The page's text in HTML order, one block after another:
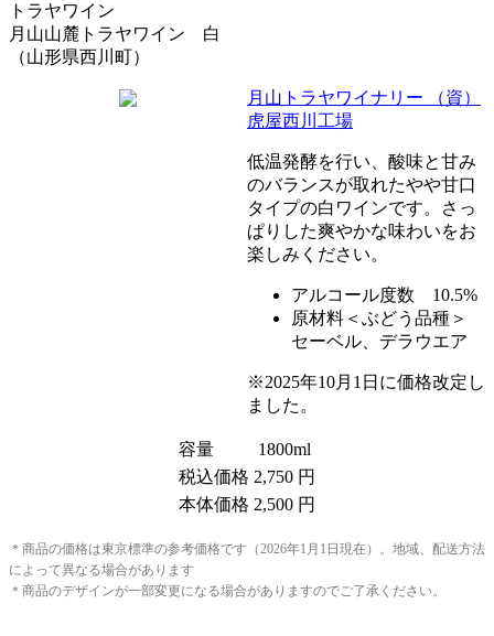
トラヤワイン
月山山麓トラヤワイン 白
（山形県西川町）
月山トラヤワイナリー （資）
虎屋西川工場
低温発酵を行い、酸味と甘み
のバランスが取れたやや甘口
タイプの白ワインです。さっ
ぱりした爽やかな味わいをお
楽しみください。
アルコール度数 10.5%
原材料＜ぶどう品種＞
セーベル、デラウエア
※2025年10月1日に価格改定し
ました。
容量
1800ml
税込価格 2,750 円
本体価格 2,500 円
＊商品の価格は東京標準の参考価格です（2026年1月1日現在）。地域、配送方法
によって異なる場合があります
＊商品のデザインが一部変更になる場合がありますのでご了承ください。